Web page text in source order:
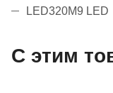
LED320M9 LED
С этим